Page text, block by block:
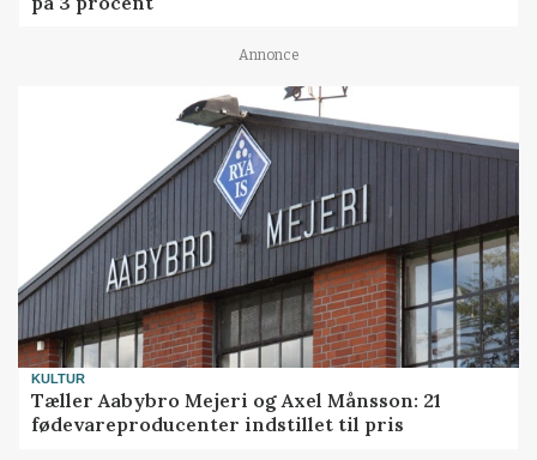
Annonce
KULTUR
Tæller Aabybro Mejeri og Axel Månsson: 21
fødevareproducenter indstillet til pris